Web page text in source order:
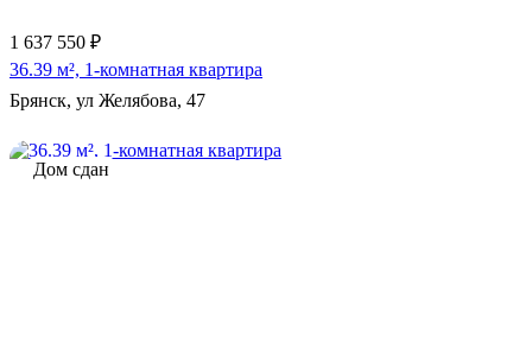
1 637 550 ₽
36.39 м², 1-комнатная квартира
Брянск, ул Желябова, 47
Дом сдан